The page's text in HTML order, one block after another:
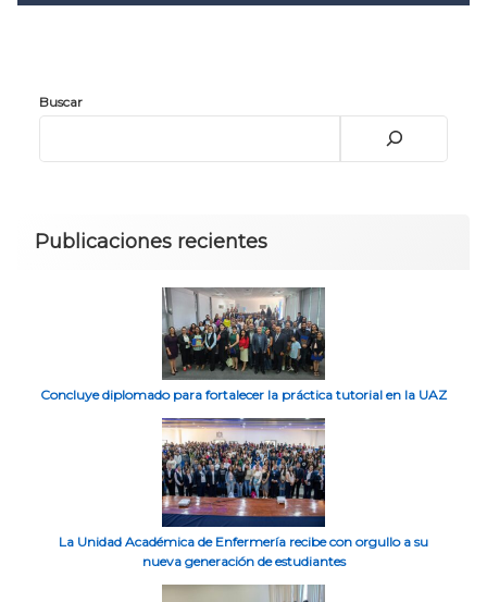
Buscar
Publicaciones recientes
Concluye diplomado para fortalecer la práctica tutorial en la UAZ
La Unidad Académica de Enfermería recibe con orgullo a su
nueva generación de estudiantes